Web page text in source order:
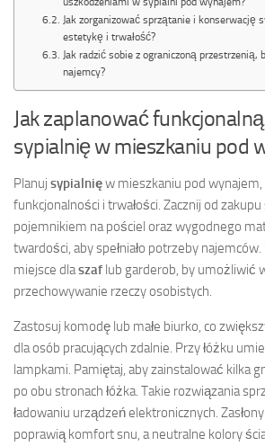
Jak zorganizować sprzątanie i konserwację
estetykę i trwałość?
Jak radzić sobie z ograniczoną
najemcy?
Jak zaplanować
sypialnię w mieszkaniu pod
Planuj sypialnięw mieszkaniu pod
funkcjonalności i trwałości. Zacznij od
pojemnikiem na pościel oraz wygodnego
twardości, aby spełniało potrzeby
miejsce dlaszaf lub garderob, by umożliwić
przechowywanie rzeczy osobistych.
Zastosuj komodę lub małe biurko, co
dla osób pracujących zdalnie. Przy łóżku
lampkami. Pamiętaj, aby zainstalować kilka
po obu stronach łóżka. Takie rozwiązania
ładowaniu urządzeń elektronicznych.
poprawią komfort snu, a neutralne kolory